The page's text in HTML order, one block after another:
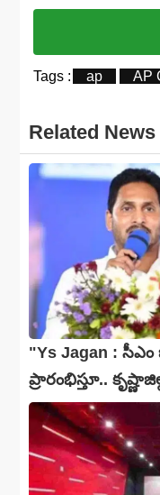
Tags : ap AP
Related News
"Ys Jagan : సీఎం
ప్రారంభిస్తూ..